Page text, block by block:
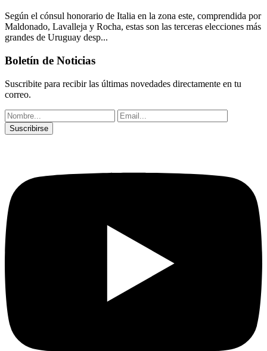
Según el cónsul honorario de Italia en la zona este, comprendida por
Maldonado, Lavalleja y Rocha, estas son las terceras elecciones más
grandes de Uruguay desp...
Boletín de Noticias
Suscribite para recibir las últimas novedades directamente en tu
correo.
Suscribirse